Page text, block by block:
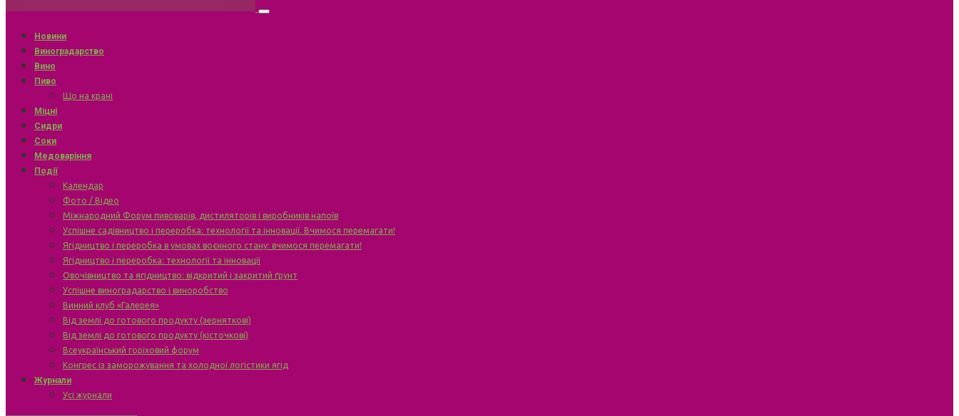
Новини
Виноградарство
Вино
Пиво
Що на крані
Міцні
Сидри
Соки
Медоваріння
Події
Календар
Фото / Відео
Міжнародний Форум пивоварів, дистиляторів і виробників напоїв
Успішне садівництво і переробка: технології та інновації. Вчимося перемагати!
Ягідництво і переробка в умовах воєнного стану: вчимося перемагати!
Ягідництво і переробка: технології та інновації
Овочівництво та ягідництво: відкритий і закритий ґрунт
Успішне виноградарство і виноробство
Винний клуб «Галерея»
Від землі до готового продукту (зерняткові)
Від землі до готового продукту (кісточкові)
Всеукраїнський горіховий форум
Конгрес із заморожування та холодної логістики ягід
Журнали
Усі журнали